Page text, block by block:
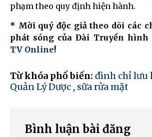
phạm theo quy định hiện hành.
* Mời quý độc giả theo dõi các
phát sóng của Đài Truyền hình
TV Online!
Từ khóa phổ biến: đình chỉ lưu
Quản Lý Dược , sữa rửa mặt
Bình luận bài đăng